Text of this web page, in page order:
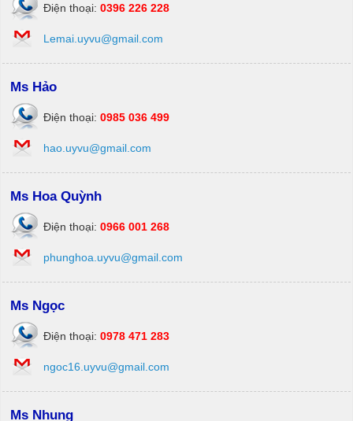
Điện thoại: 0396 226 228
Lemai.uyvu@gmail.com
Ms Hảo
Điện thoại: 0985 036 499
hao.uyvu@gmail.com
Ms Hoa Quỳnh
Điện thoại: 0966 001 268
phunghoa.uyvu@gmail.com
Ms Ngọc
Điện thoại: 0978 471 283
ngoc16.uyvu@gmail.com
Ms Nhung